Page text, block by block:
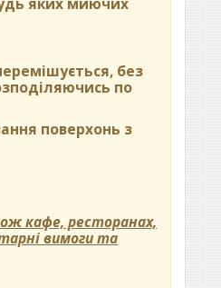
без
по
поверхонь з
кафе, ресторанах,
вимоги та